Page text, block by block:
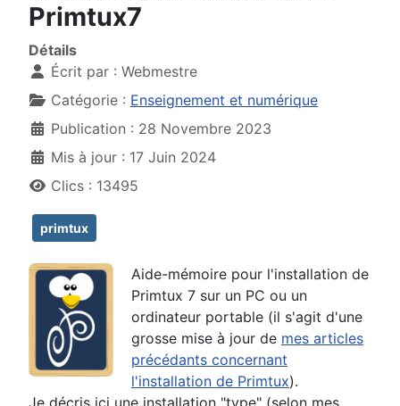
Primtux7
Détails
Écrit par : Webmestre
Catégorie : Enseignement et numérique
Publication : 28 Novembre 2023
Mis à jour : 17 Juin 2024
Clics : 13495
primtux
Aide-mémoire pour l'installation de
Primtux 7 sur un PC ou un
ordinateur portable (il s'agit d'une
grosse mise à jour de mes articles
précédants concernant
l'installation de Primtux).